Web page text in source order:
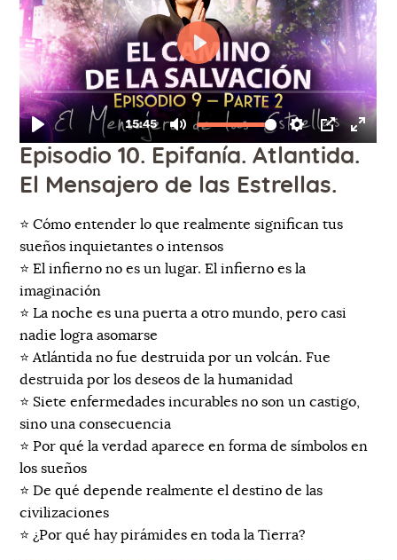
Episodio 10. Epifanía. Atlantida.
El Mensajero de las Estrellas.
⭐️ Cómo entender lo que realmente significan tus
sueños inquietantes o intensos
⭐️ El infierno no es un lugar. El infierno es la
imaginación
⭐️ La noche es una puerta a otro mundo, pero casi
nadie logra asomarse
⭐️ Atlántida no fue destruida por un volcán. Fue
destruida por los deseos de la humanidad
⭐️ Siete enfermedades incurables no son un castigo,
sino una consecuencia
⭐️ Por qué la verdad aparece en forma de símbolos en
los sueños
⭐️ De qué depende realmente el destino de las
civilizaciones
⭐️ ¿Por qué hay pirámides en toda la Tierra?